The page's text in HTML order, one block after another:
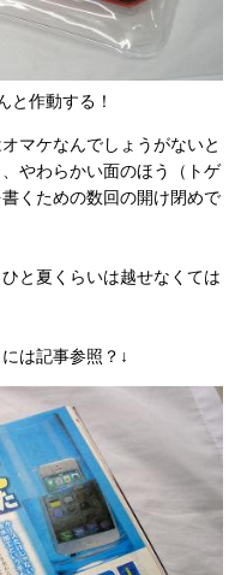
と作動する！
マケなんでしょうがないと
やわらかい面のほう（トゲ
くための数回の開け閉めで
と夏くらいは越せなくては
は記事参照？↓